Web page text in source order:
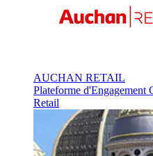
AUCHAN RETAIL
Plateforme d'Engagement
Retail